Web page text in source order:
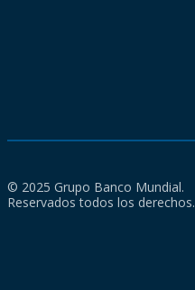
© 2025 Grupo Banco Mundial.
Reservados todos los derechos.